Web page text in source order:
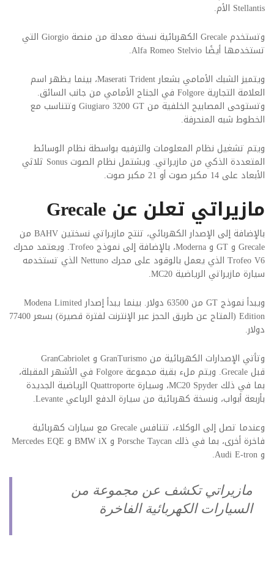
Stellantis الأم.
وتستخدم Grecale الكهربائية نسخة معدلة من منصة Giorgio التي
تستخدمها أيضًا Alfa Romeo Stelvio.
ويتميز الشبك الأمامي بشعار Maserati Trident، بينما يظهر اسم
العلامة التجارية Folgore في الجناح الأمامي من جانب السائق.
وتستوحى
المصابيح الخلفية من Giugiaro 3200 GT وتتناسب مع
الخطوط شبه المنحرفة.
ويتم تشغيل نظام المعلومات والترفيه بواسطة نظام الوسائط
المتعددة الذكي من مازيراتي. ويشتمل نظام الصوت Sonus ثلاثي
الأبعاد على 14 مكبر صوت أو 21 مكبر صوت.
مازيراتي تعلن عن Grecale
بالإضافة إلى الإصدار الكهربائي، تنتج مازيراتي نسختين BAHV من
Grecale و GT و Moderna، بالإضافة إلى نموذج Trofeo. ويعتمد محرك
Trofeo V6 الذي يعمل بالوقود على محرك Nettuno الذي تستخدمه
سيارة مازيراتي الرياضية MC20.
ويبدأ نموذج GT من 63500 دولار. بينما يبدأ إصدار Modena Limited
Edition (المتاح عن طريق الحجز عبر الإنترنت لفترة قصيرة) بسعر 77400
دولار.
وتأتي الإصدارات الكهربائية من GranTurismo و GranCabriolet
قبلGrecale.
ويتم ملء بقية مجموعة Folgore في الأشهر المقبلة،
بما في ذلك MC20 Spyder،
وسيارة Quattroporte الرياضية الجديدة
بأربعة أبواب، ونسخة كهربائية من سيارة الدفع الرباعي Levante.
وعندما تصل إلى الوكلاء، تتنافس Grecale مع سيارات كهربائية
فاخرة أخرى، بما في ذلك Porsche Taycan و BMW iX و Mercedes EQE
و Audi E-tron.
مازيراتي تكشف عن مجموعة من
السيارات الكهربائية الفاخرة